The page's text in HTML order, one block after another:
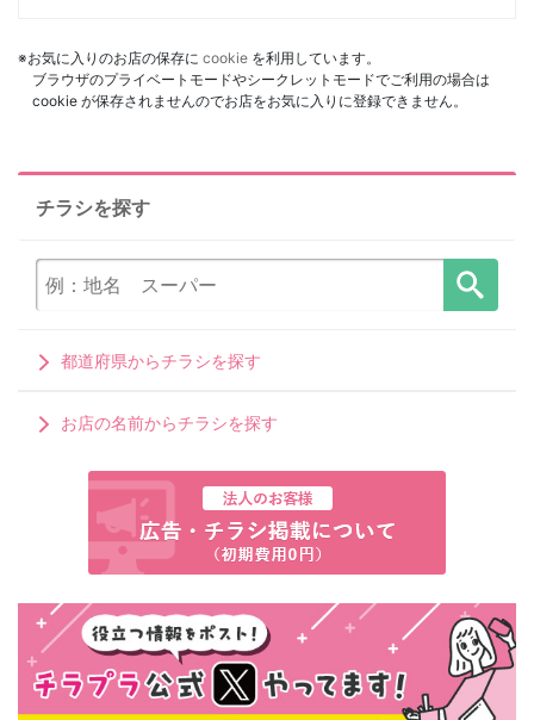
※お気に入りのお店の保存に cookie を利用しています。
ブラウザのプライベートモードやシークレットモードでご利用の場合は
cookie が保存されませんのでお店をお気に入りに登録できません。
チラシを探す
都道府県からチラシを探す
お店の名前からチラシを探す